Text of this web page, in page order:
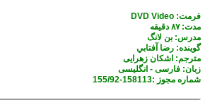
فرمت: DVD Video
مدت: ۸۷ دقيقه
مدرس: بن لانگ
گوينده: رضا آفتابي
مترجم: اشكان زهرايی
زبان: فارسی - انگلیسی
شماره مجوز :158113-155/92